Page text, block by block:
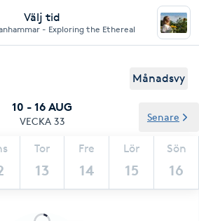
Välj tid
- Exploring the Ethereal
Månadsvy
10 - 16 AUG
VECKA 33
Tor
13
Fre
14
Lör
15
Sön
16
Senare